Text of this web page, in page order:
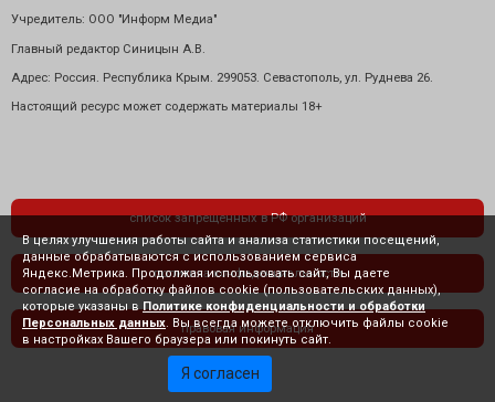
Учредитель: ООО "Информ Медиа"
Главный редактор Синицын А.В.
Адрес: Россия. Республика Крым. 299053. Севастополь, ул. Руднева 26.
Настоящий ресурс может содержать материалы 18+
список запрещенных в РФ организаций
политика конфиденциальности
правовая информация
В целях улучшения работы сайта и анализа статистики посещений,
данные обрабатываются с использованием сервиса
Яндекс.Метрика. Продолжая использовать сайт, Вы даете
согласие на обработку файлов cookie (пользовательских данных),
которые указаны в Политике конфиденциальности и обработки
Персональных данных . Вы всегда можете отключить файлы cookie
в настройках Вашего браузера или покинуть сайт.
Я согласен